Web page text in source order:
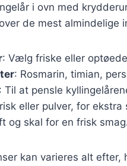
i ovn med
de mest almindelige
: Vælg friske eller
: Rosmarin, timian,
: Til at pensle
eller pulver, for ekstra
og skal for en frisk
kan varieres alt